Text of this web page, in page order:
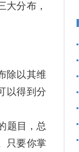
大分布，
除以其维
以得到分
题目，总
只要你掌